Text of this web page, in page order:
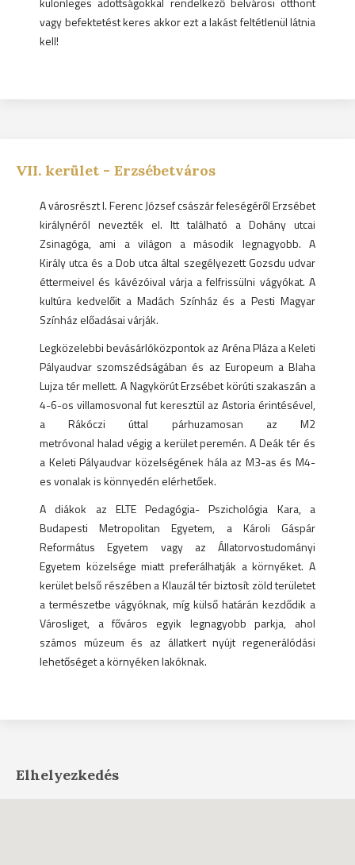
vagy befektetést keres akkor ezt a lakást feltétlenül látnia
kell!
VII. kerület - Erzsébetváros
A városrészt I. Ferenc József császár feleségéről Erzsébet
királynéról nevezték el. Itt található a Dohány utcai
Zsinagóga, ami a világon a második legnagyobb. A
Király utca és a Dob utca által szegélyezett Gozsdu udvar
éttermeivel és kávézóival várja a felfrissülni vágyókat. A
kultúra kedvelőit a Madách Színház és a Pesti Magyar
Színház előadásai várják.
Legközelebbi bevásárlóközpontok az Aréna Pláza a Keleti
Pályaudvar szomszédságában és az Europeum a Blaha
Lujza tér mellett. A Nagykörút Erzsébet körúti szakaszán a
4-6-os villamosvonal fut keresztül az Astoria érintésével,
a Rákóczi úttal párhuzamosan az M2
metróvonal halad végig a kerület peremén. A Deák tér és
a Keleti Pályaudvar közelségének hála az M3-as és M4-
es vonalak is könnyedén elérhetőek.
A diákok az ELTE Pedagógia- Pszichológia Kara, a
Budapesti Metropolitan Egyetem, a Károli Gáspár
Református Egyetem vagy az Állatorvostudományi
Egyetem közelsége miatt preferálhatják a környéket. A
kerület belső részében a Klauzál tér biztosít zöld területet
a természetbe vágyóknak, míg külső határán kezdődik a
Városliget, a főváros egyik legnagyobb parkja, ahol
számos múzeum és az állatkert nyújt regenerálódási
lehetőséget a környéken lakóknak.
Elhelyezkedés